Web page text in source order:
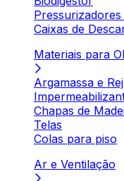
Caixas de
Materiais para
Argamassa e
Chapas de
Telas
Colas para piso
Ar e Ventilação